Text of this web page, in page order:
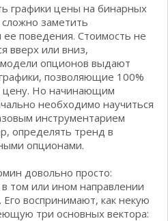
графики цены на бинарных
заметить
ее поведения. Стоимость не
вверх или вниз,
опционов выдают
позволяющие 100%
цену. Но начинающим
необходимо научиться
инструментарием
определять тренд в
опционами.
довольно просто:
том или ином направлении
Его воспринимают, как некую
три основных вектора: